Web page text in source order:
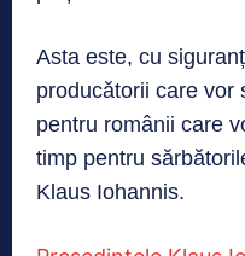
Asta este, cu
producătorii care vor
pentru românii care
timp pentru
Klaus Iohannis.